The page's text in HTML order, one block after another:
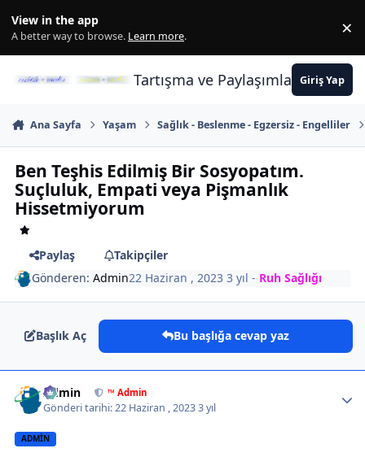
View in the app
A better way to browse. Learn more. ×
Tartışma ve PaylaşımlarınGiriş Yap
Ana Sayfa Yaşam Sağlık - Beslenme - Egzersiz - Engelliler
Ben Teşhis Edilmiş Bir Sosyopatım.
Suçluluk, Empati veya Pişmanlık
Hissetmiyorum
Paylaş
Takipçiler
Gönderen:Admin22 Haziran , 20233 yıl - Ruh Sağlığı
Başlık Aç Bu başlığa cevap yaz
Admin ™ Admin
Gönderi tarihi:22 Haziran , 20233 yıl
ADMIN